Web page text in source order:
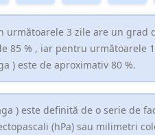
următoarele 3 zile are un grad
85 % , iar pentru următoarele
) este de aproximativ 80 %.
) este definită de o serie de
(hPa) sau milimetri